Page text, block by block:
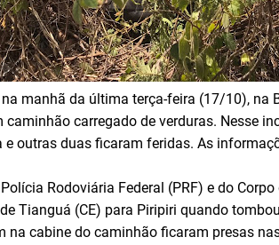
manhã da última terça-feira (17/10), na
caminhão carregado de verduras. Nesse
e outras duas ficaram feridas. As
Rodoviária Federal (PRF) e do
Tianguá (CE) para Piripiri quando
na cabine do caminhão ficaram presas